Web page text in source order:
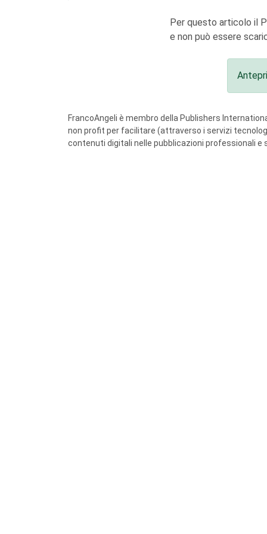
Per questo articolo il
e non può essere
FrancoAngeli è membro della Publishers
non profit per facilitare (attraverso i servizi
contenuti digitali nelle pubblicazioni professionali e